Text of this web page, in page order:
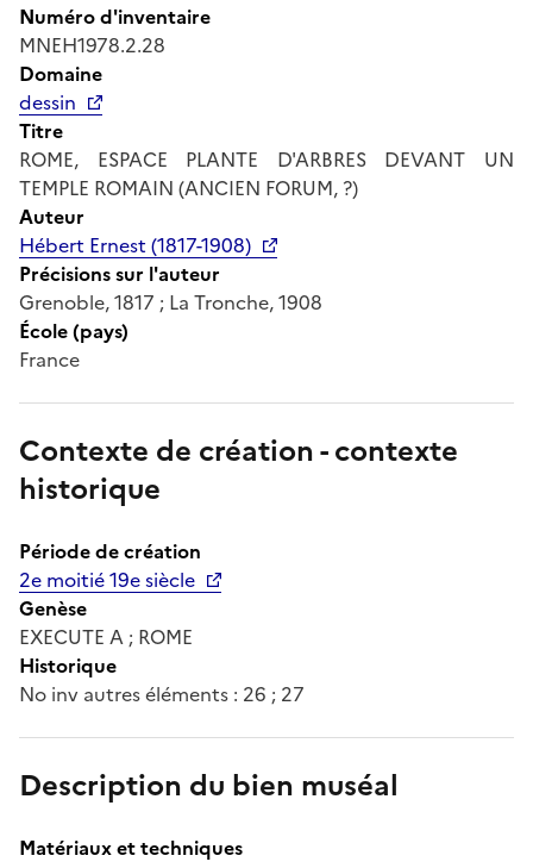
Numéro d'inventaire
MNEH1978.2.28
Domaine
dessin
Titre
ROME, ESPACE PLANTE D'ARBRES DEVANT UN
TEMPLE ROMAIN (ANCIEN FORUM, ?)
Auteur
Hébert Ernest (1817-1908)
Précisions sur l'auteur
Grenoble, 1817 ; La Tronche, 1908
École (pays)
France
Contexte de création - contexte
historique
Période de création
2e moitié 19e siècle
Genèse
EXECUTE A ; ROME
Historique
No inv autres éléments : 26 ; 27
Description du bien muséal
Matériaux et techniques